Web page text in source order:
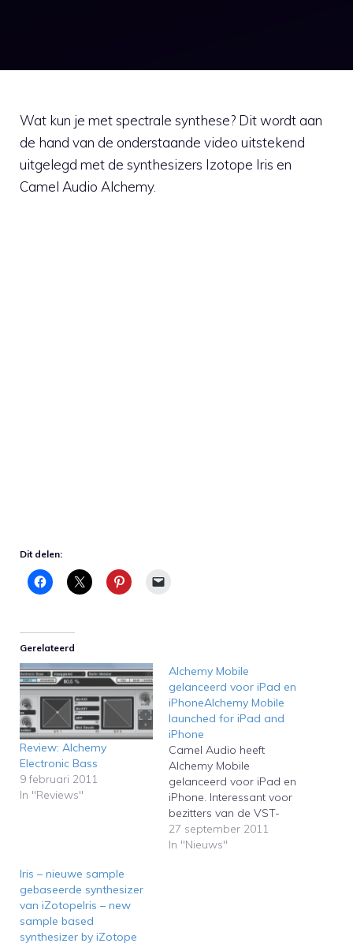
Wat kun je met spectrale synthese? Dit wordt aan
de hand van de onderstaande video uitstekend
uitgelegd met de synthesizers Izotope Iris en
Camel Audio Alchemy.
Dit delen:
Gerelateerd
Review: Alchemy
Electronic Bass
9 februari 2011
In "Reviews"
Alchemy Mobile
gelanceerd voor iPad en
iPhoneAlchemy Mobile
launched for iPad and
iPhone
Camel Audio heeft
Alchemy Mobile
gelanceerd voor iPad en
iPhone. Interessant voor
bezitters van de VST-
versie van Alchemy is dat
de synthesizer via de
27 september 2011
In "Nieuws"
Iris – nieuwe sample
gebaseerde synthesizer
van iZotopeIris – new
sample based
synthesizer by iZotope